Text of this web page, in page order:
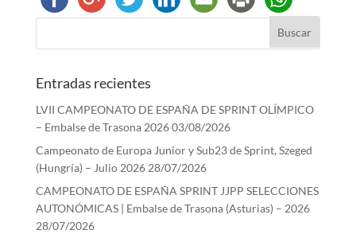
Entradas recientes
LVII CAMPEONATO DE ESPAÑA DE SPRINT OLÍMPICO
– Embalse de Trasona 202603/08/2026
Campeonato de Europa Junior y Sub23 de Sprint, Szeged
(Hungría) – Julio 202628/07/2026
CAMPEONATO DE ESPAÑA SPRINT JJPP SELECCIONES
AUTONÓMICAS | Embalse de Trasona (Asturias) – 2026
28/07/2026